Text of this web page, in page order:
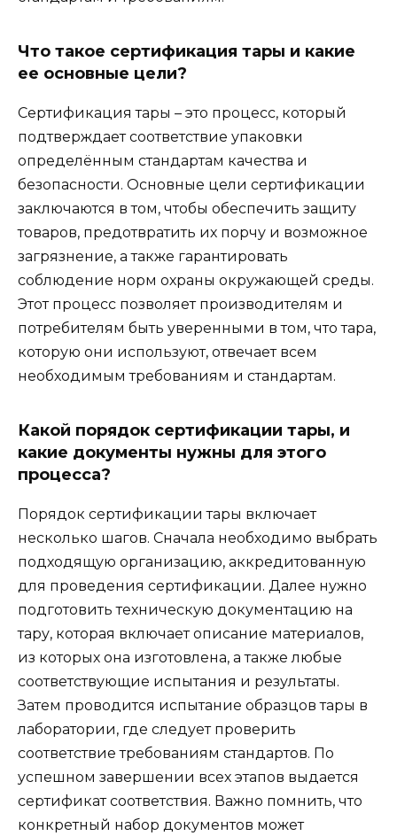
Что такое сертификация тары и какие
ее основные цели?
Сертификация тары – это процесс, который
подтверждает соответствие упаковки
определённым стандартам качества и
безопасности. Основные цели сертификации
заключаются в том, чтобы обеспечить защиту
товаров, предотвратить их порчу и возможное
загрязнение, а также гарантировать
соблюдение норм охраны окружающей среды.
Этот процесс позволяет производителям и
потребителям быть уверенными в том, что тара,
которую они используют, отвечает всем
необходимым требованиям и стандартам.
Какой порядок сертификации тары, и
какие документы нужны для этого
процесса?
Порядок сертификации тары включает
несколько шагов. Сначала необходимо выбрать
подходящую организацию, аккредитованную
для проведения сертификации. Далее нужно
подготовить техническую документацию на
тару, которая включает описание материалов,
из которых она изготовлена, а также любые
соответствующие испытания и результаты.
Затем проводится испытание образцов тары в
лаборатории, где следует проверить
соответствие требованиям стандартов. По
успешном завершении всех этапов выдается
сертификат соответствия. Важно помнить, что
конкретный набор документов может